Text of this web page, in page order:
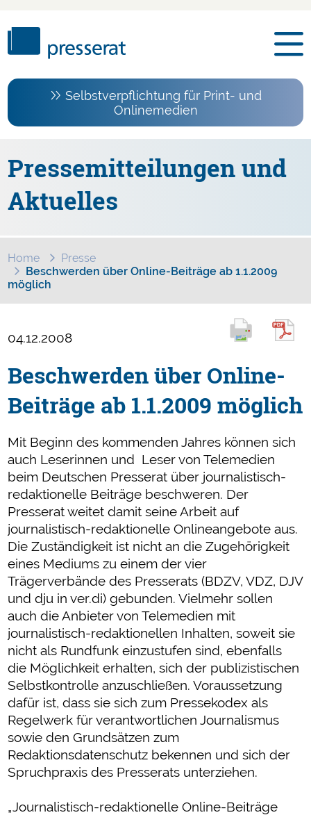
Selbstverpflichtung für Print- und
Onlinemedien
Pressemitteilungen und
Aktuelles
Home
Presse
Beschwerden über Online-Beiträge ab 1.1.2009
möglich
04.12.2008
Beschwerden über Online-
Beiträge ab 1.1.2009 möglich
Mit Beginn des kommenden Jahres können sich
auch Leserinnen und Leser von Telemedien
beim Deutschen Presserat über journalistisch-
redaktionelle Beiträge beschweren. Der
Presserat weitet damit seine Arbeit auf
journalistisch-redaktionelle Onlineangebote aus.
Die Zuständigkeit ist nicht an die Zugehörigkeit
eines Mediums zu einem der vier
Trägerverbände des Presserats (BDZV, VDZ, DJV
und dju in ver.di) gebunden. Vielmehr sollen
auch die Anbieter von Telemedien mit
journalistisch-redaktionellen Inhalten, soweit sie
nicht als Rundfunk einzustufen sind, ebenfalls
die Möglichkeit erhalten, sich der publizistischen
Selbstkontrolle anzuschließen. Voraussetzung
dafür ist, dass sie sich zum Pressekodex als
Regelwerk für verantwortlichen Journalismus
sowie den Grundsätzen zum
Redaktionsdatenschutz bekennen und sich der
Spruchpraxis des Presserats unterziehen.
„Journalistisch-redaktionelle Online-Beiträge